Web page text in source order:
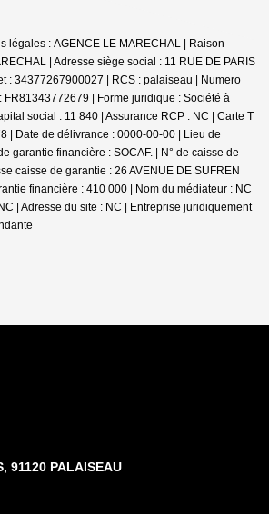
légales : AGENCE LE MARECHAL | Raison
| Adresse siège social : 11 RUE DE PARIS
: 34377267900027 | RCS : palaiseau | Numero
FR81343772679 | Forme juridique : Société à
social : 11 840 | Assurance RCP : NC | Carte T
| Date de délivrance : 0000-00-00 | Lieu de
garantie financière : SOCAF. | N° de caisse de
caisse de garantie : 26 AVENUE DE SUFREN
financière : 410 000 | Nom du médiateur : NC
| Adresse du site : NC | Entreprise juridiquement
91120 PALAISEAU